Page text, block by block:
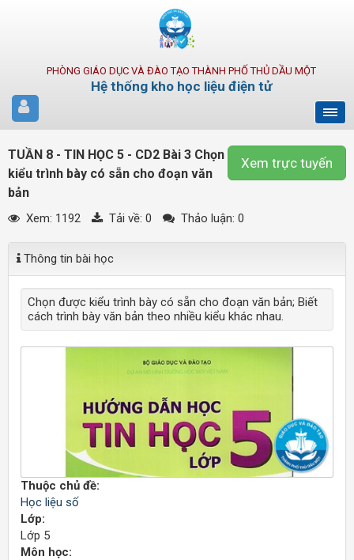
PHÒNG GIÁO DỤC VÀ ĐÀO TẠO THÀNH PHỐ THỦ DẦU MỘT
Hệ thống kho học liệu điện tử
Xem trực tuyến
TUẦN 8 - TIN HỌC 5 - CD2 Bài 3 Chọn
kiểu trình bày có sẵn cho đoạn văn
bản
Xem: 1192 Tải về: 0 Thảo luận: 0
Thông tin bài học
Chọn được kiểu trình bày có sẵn cho đoạn văn bản; Biết
cách trình bày văn bản theo nhiều kiểu khác nhau.
Thuộc chủ đề:
Học liệu số
Lớp:
Lớp 5
Môn học: